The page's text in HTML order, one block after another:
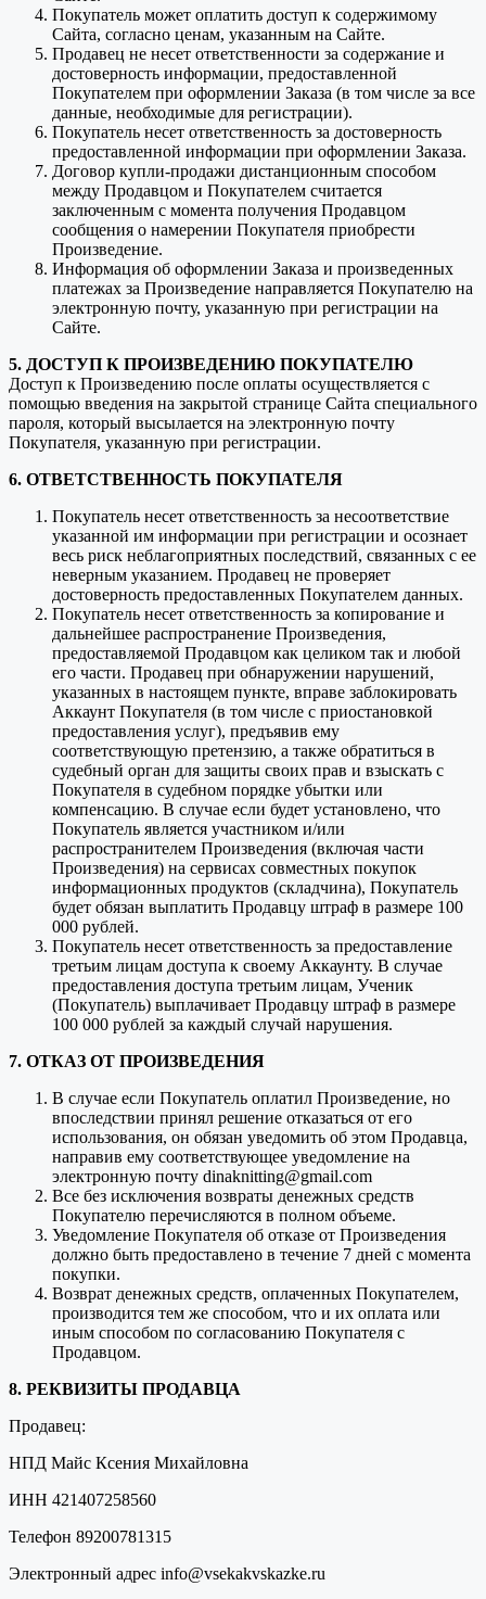
Покупатель может оплатить доступ к содержимому
Сайта, согласно ценам, указанным на Сайте.
Продавец не несет ответственности за содержание и
достоверность информации, предоставленной
Покупателем при оформлении Заказа (в том числе за все
данные, необходимые для регистрации).
Покупатель несет ответственность за достоверность
предоставленной информации при оформлении Заказа.
Договор купли-продажи дистанционным способом
между Продавцом и Покупателем считается
заключенным с момента получения Продавцом
сообщения о намерении Покупателя приобрести
Произведение.
Информация об оформлении Заказа и произведенных
платежах за Произведение направляется Покупателю на
электронную почту, указанную при регистрации на
Сайте.
5. ДОСТУП К ПРОИЗВЕДЕНИЮ ПОКУПАТЕЛЮ
Доступ к Произведению после оплаты осуществляется с
помощью введения на закрытой странице Сайта специального
пароля, который высылается на электронную почту
Покупателя, указанную при регистрации.
6. ОТВЕТСТВЕННОСТЬ ПОКУПАТЕЛЯ
Покупатель несет ответственность за несоответствие
указанной им информации при регистрации и осознает
весь риск неблагоприятных последствий, связанных с ее
неверным указанием. Продавец не проверяет
достоверность предоставленных Покупателем данных.
Покупатель несет ответственность за копирование и
дальнейшее распространение Произведения,
предоставляемой Продавцом как целиком так и любой
его части. Продавец при обнаружении нарушений,
указанных в настоящем пункте, вправе заблокировать
Аккаунт Покупателя (в том числе с приостановкой
предоставления услуг), предъявив ему
соответствующую претензию, а также обратиться в
судебный орган для защиты своих прав и взыскать с
Покупателя в судебном порядке убытки или
компенсацию. В случае если будет установлено, что
Покупатель является участником и/или
распространителем Произведения (включая части
Произведения) на сервисах совместных покупок
информационных продуктов (складчина), Покупатель
будет обязан выплатить Продавцу штраф в размере 100
000 рублей.
Покупатель несет ответственность за предоставление
третьим лицам доступа к своему Аккаунту. В случае
предоставления доступа третьим лицам, Ученик
(Покупатель) выплачивает Продавцу штраф в размере
100 000 рублей за каждый случай нарушения.
7. ОТКАЗ ОТ ПРОИЗВЕДЕНИЯ
В случае если Покупатель оплатил Произведение, но
впоследствии принял решение отказаться от его
использования, он обязан уведомить об этом Продавца,
направив ему соответствующее уведомление на
электронную почту dinaknitting@gmail.com
Все без исключения возвраты денежных средств
Покупателю перечисляются в полном объеме.
Уведомление Покупателя об отказе от Произведения
должно быть предоставлено в течение 7 дней с момента
покупки.
Возврат денежных средств, оплаченных Покупателем,
производится тем же способом, что и их оплата или
иным способом по согласованию Покупателя с
Продавцом.
8. РЕКВИЗИТЫ ПРОДАВЦА
Продавец:
НПД Майс Ксения Михайловна
ИНН 421407258560
Телефон 89200781315
Электронный адрес info@vsekakvskazke.ru